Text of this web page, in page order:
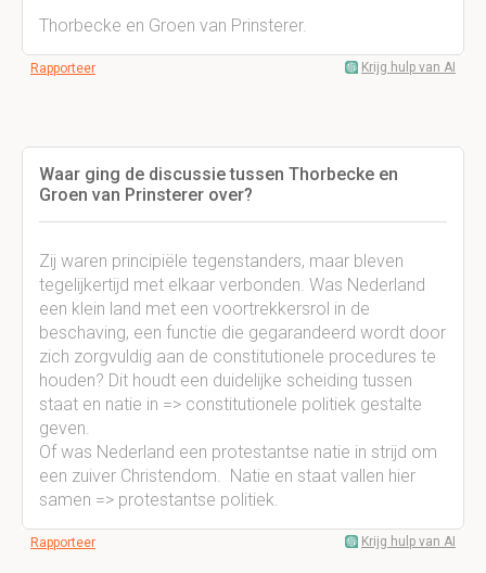
Thorbecke en Groen van Prinsterer.
Rapporteer Krijg hulp van AI
Waar ging de discussie tussen Thorbecke en
Groen van Prinsterer over?
Zij waren principiële tegenstanders, maar bleven
tegelijkertijd met elkaar verbonden. Was Nederland
een klein land met een voortrekkersrol in de
beschaving, een functie die gegarandeerd wordt door
zich zorgvuldig aan de constitutionele procedures te
houden? Dit houdt een duidelijke scheiding tussen
staat en natie in => constitutionele politiek gestalte
geven.
Of was Nederland een protestantse natie in strijd om
een zuiver Christendom. Natie en staat vallen hier
samen => protestantse politiek.
Rapporteer Krijg hulp van AI